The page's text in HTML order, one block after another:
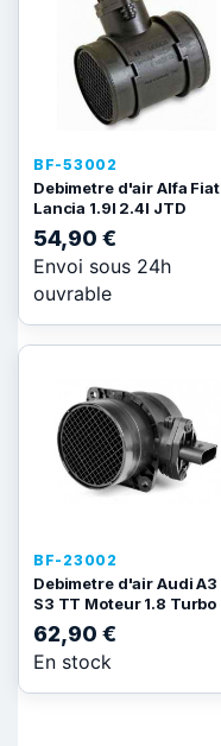
BF-53002
Debimetre d'air Alfa Fiat
Lancia 1.9l 2.4l JTD
54,90 €
Envoi sous 24h
ouvrable
BF-23002
Debimetre d'air Audi A3
S3 TT Moteur 1.8 Turbo
62,90 €
En stock